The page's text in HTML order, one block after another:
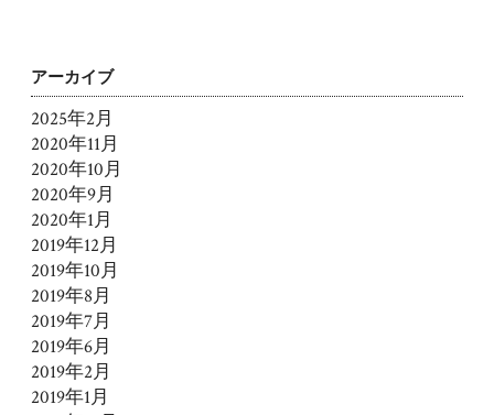
アーカイブ
2025年2月
2020年11月
2020年10月
2020年9月
2020年1月
2019年12月
2019年10月
2019年8月
2019年7月
2019年6月
2019年2月
2019年1月